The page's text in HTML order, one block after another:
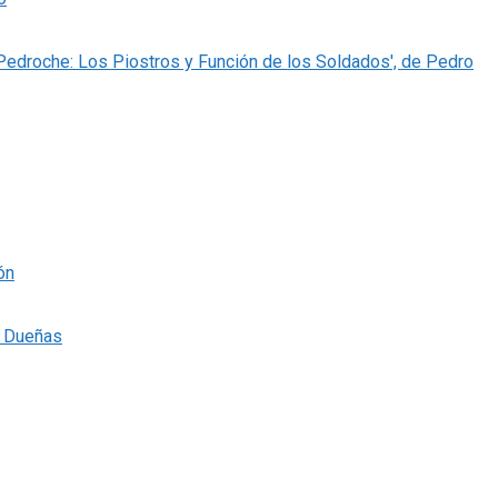
Los Piostros y Función de los Soldados', de Pedro